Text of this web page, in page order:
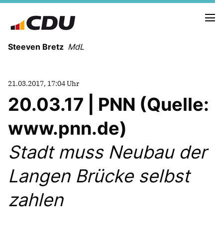
Steeven Bretz MdL
VITA
WAHLKREISBESUCHE
PRESSEFOTOS
MEIN BÜRGERBÜRO
21.03.2017, 17:04 Uhr
20.03.17 | PNN (Quelle:
www.pnn.de)
Stadt muss Neubau der
Langen Brücke selbst
zahlen